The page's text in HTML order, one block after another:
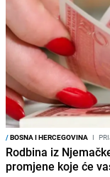
/BOSNA I HERCEGOVINA I
Rodbina iz
promjene koje će